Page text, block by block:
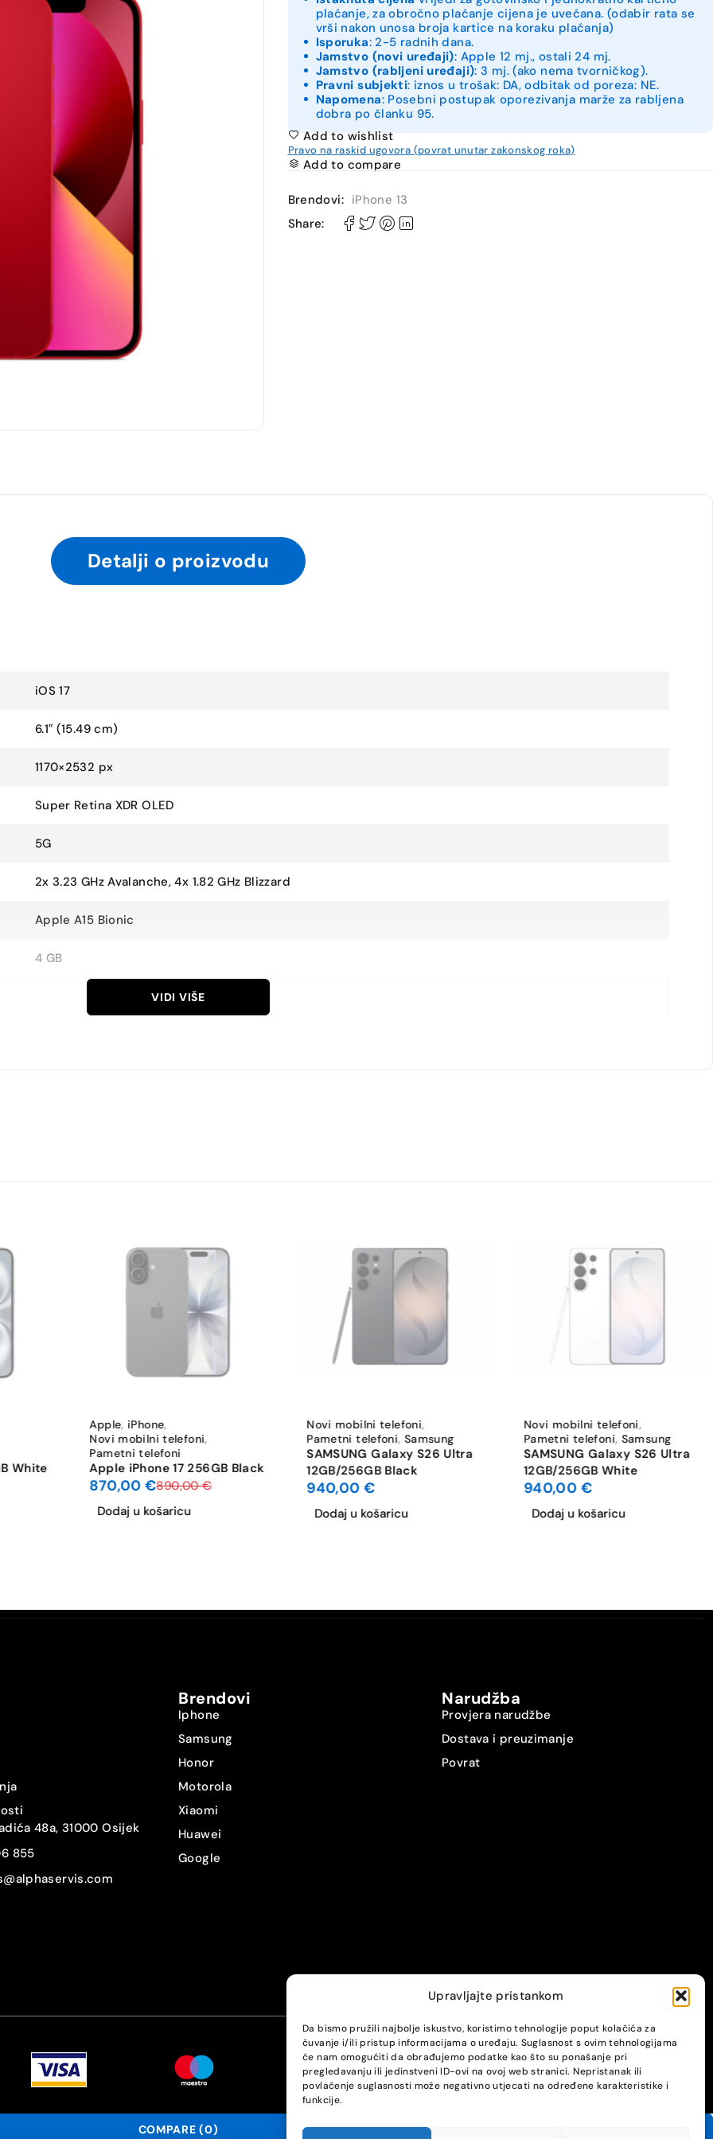
Upravljajte pristankom
Da bismo pružili najbolje iskustvo, koristimo tehnologije poput kolačića za
čuvanje i/ili pristup informacijama o uređaju. Suglasnost s ovim tehnologijama
će nam omogućiti da obrađujemo podatke kao što su ponašanje pri
pregledavanju ili jedinstveni ID-ovi na ovoj web stranici. Nepristanak ili
povlačenje suglasnosti može negativno utjecati na određene karakteristike i
funkcije.
plaćanje, za obročno plaćanje cijena je uvećana. (odabir rata se
vrši nakon unosa broja kartice na koraku plaćanja)
Isporuka: 2-5 radnih dana.
Jamstvo (novi uređaji): Apple 12 mj., ostali 24 mj.
Jamstvo (rabljeni uređaji): 3 mj. (ako nema tvorničkog).
Pravni subjekti: iznos u trošak: DA, odbitak od poreza: NE.
Napomena: Posebni postupak oporezivanja marže za rabljena
dobra po članku 95.
Add to wishlist
Pravo na raskid ugovora (povrat unutar zakonskog roka)
Add to compare
Brendovi: iPhone 13
Share:
Detalji o proizvodu
iOS 17
6.1″ (15.49 cm)
1170×2532 px
Super Retina XDR OLED
5G
2x 3.23 GHz Avalanche, 4x 1.82 GHz Blizzard
Apple A15 Bionic
4 GB
Dual SIM (Nano-SIM i eSIM)
VIDI VIŠE
White
Apple, iPhone,
Novi mobilni telefoni,
Pametni telefoni
Apple iPhone 17 256GB Black
890,00€
870,00€
Dodaj u košaricu
Novi mobilni telefoni,
Pametni telefoni,Samsung
SAMSUNG Galaxy S26 Ultra
12GB/256GB Black
940,00 €
Dodaj u košaricu
Novi mobilni telefoni,
Pametni telefoni, Samsung
SAMSUNG Galaxy S26 Ultra
12GB/256GB White
940,00 €
Dodaj u košaricu
48a, 31000 Osijek
855
Brendovi
Iphone
Samsung
Honor
Motorola
Xiaomi
Huawei
Google
Narudžba
Provjera narudžbe
Dostava i preuzimanje
Povrat
COMPARE (0)